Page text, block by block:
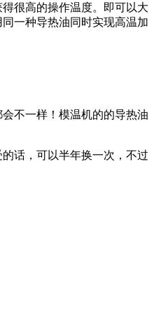
很高的操作温度。即可以大
一种导热油同时实现高温加
不一样！模温机的的导热油
话，可以半年换一次，不过